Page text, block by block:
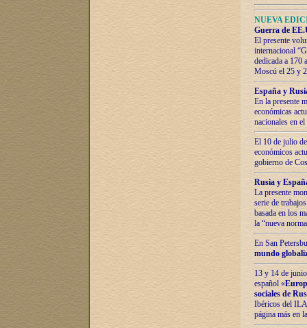
NUEVA
Guerra de
El presente
internacional
dedicada a 170
Moscú el 25 y
España y
En la presente
económicas
nacionales en
El 10 de julio
económicos
gobierno de
Rusia y
La presente
serie de
basada en los
la “nueva
En San
mundo
13 y 14 de
español «
sociales de
Ibéricos del ILA
página más en